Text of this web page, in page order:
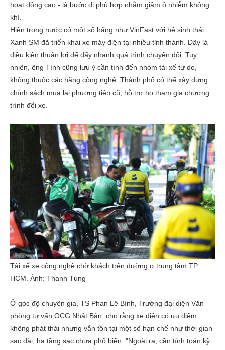
hoạt động cao - là bước đi phù hợp nhằm giảm ô nhiễm không
khí.
Hiện trong nước có một số hãng như VinFast với hệ sinh thái
Xanh SM đã triển khai xe máy điện tại nhiều tỉnh thành. Đây là
điều kiện thuận lợi để đẩy nhanh quá trình chuyển đổi. Tuy
nhiên, ông Tính cũng lưu ý cần tính đến nhóm tài xế tự do,
không thuộc các hãng công nghệ. Thành phố có thể xây dựng
chính sách mua lại phương tiện cũ, hỗ trợ họ tham gia chương
trình đổi xe.
Tài xế xe công nghệ chờ khách trên đường ơ trung tâm TP
HCM. Ảnh: Thanh Tùng
Ở góc độ chuyên gia, TS Phan Lê Bình, Trưởng đại diện Văn
phòng tư vấn OCG Nhật Bản, cho rằng xe điện có ưu điểm
không phát thải nhưng vẫn tồn tại một số hạn chế như thời gian
sạc dài, hạ tầng sạc chưa phổ biến. "Ngoài ra, cần tính toán kỹ